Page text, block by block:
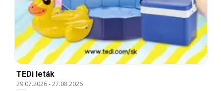
TEDi leták
29.07.2026-27.08.2026